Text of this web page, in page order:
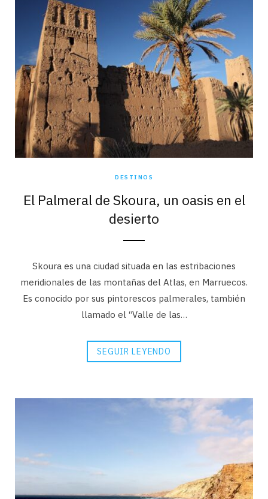
DESTINOS
El Palmeral de Skoura, un oasis en el
desierto
Skoura es una ciudad situada en las estribaciones
meridionales de las montañas del Atlas, en Marruecos.
Es conocido por sus pintorescos palmerales, también
llamado el “Valle de las…
SEGUIR LEYENDO